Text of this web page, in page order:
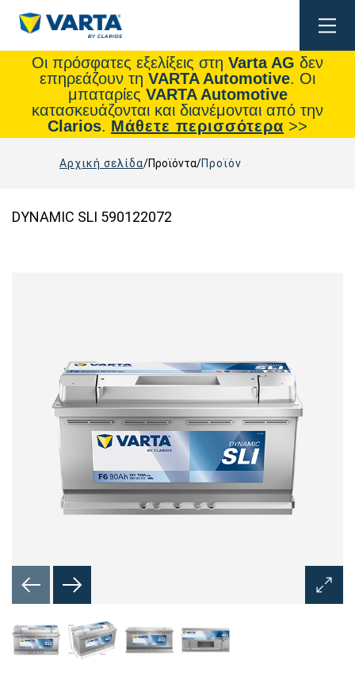
Οι πρόσφατες εξελίξεις στη Varta AG δεν
επηρεάζουν τη VARTA Automotive. Οι
μπαταρίες VARTA Automotive
κατασκευάζονται και διανέμονται από την
Clarios. Μάθετε περισσότερα >>
Αρχική σελίδα Προϊόντα Προϊόν
DYNAMIC SLI 590122072